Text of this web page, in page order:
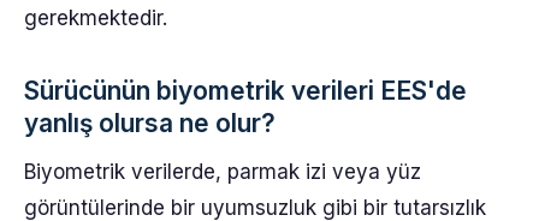
gerekmektedir.
Sürücünün biyometrik verileri EES'de
yanlış olursa ne olur?
Biyometrik verilerde, parmak izi veya yüz
görüntülerinde bir uyumsuzluk gibi bir tutarsızlık